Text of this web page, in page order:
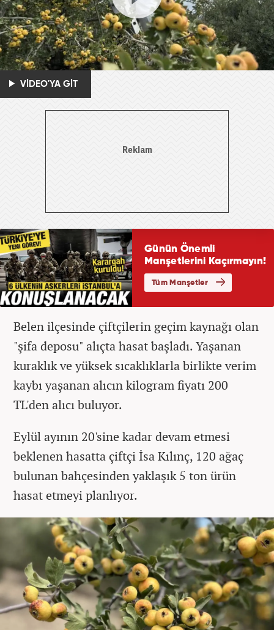
VİDEO'YA GİT
Belen ilçesinde çiftçilerin geçim kaynağı olan
"şifa deposu" alıçta hasat başladı. Yaşanan
kuraklık ve yüksek sıcaklıklarla birlikte verim
kaybı yaşanan alıcın kilogram fiyatı 200
TL'den alıcı buluyor.
Eylül ayının 20'sine kadar devam etmesi
beklenen hasatta çiftçi İsa Kılınç, 120 ağaç
bulunan bahçesinden yaklaşık 5 ton ürün
hasat etmeyi planlıyor.